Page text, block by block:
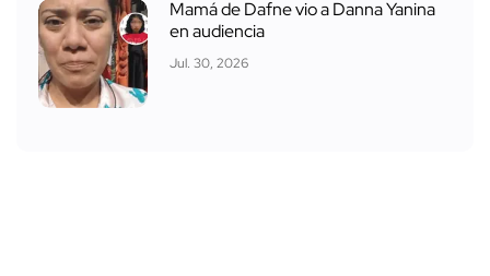
Mamá de Dafne vio a Danna Yanina
en audiencia
Jul. 30, 2026